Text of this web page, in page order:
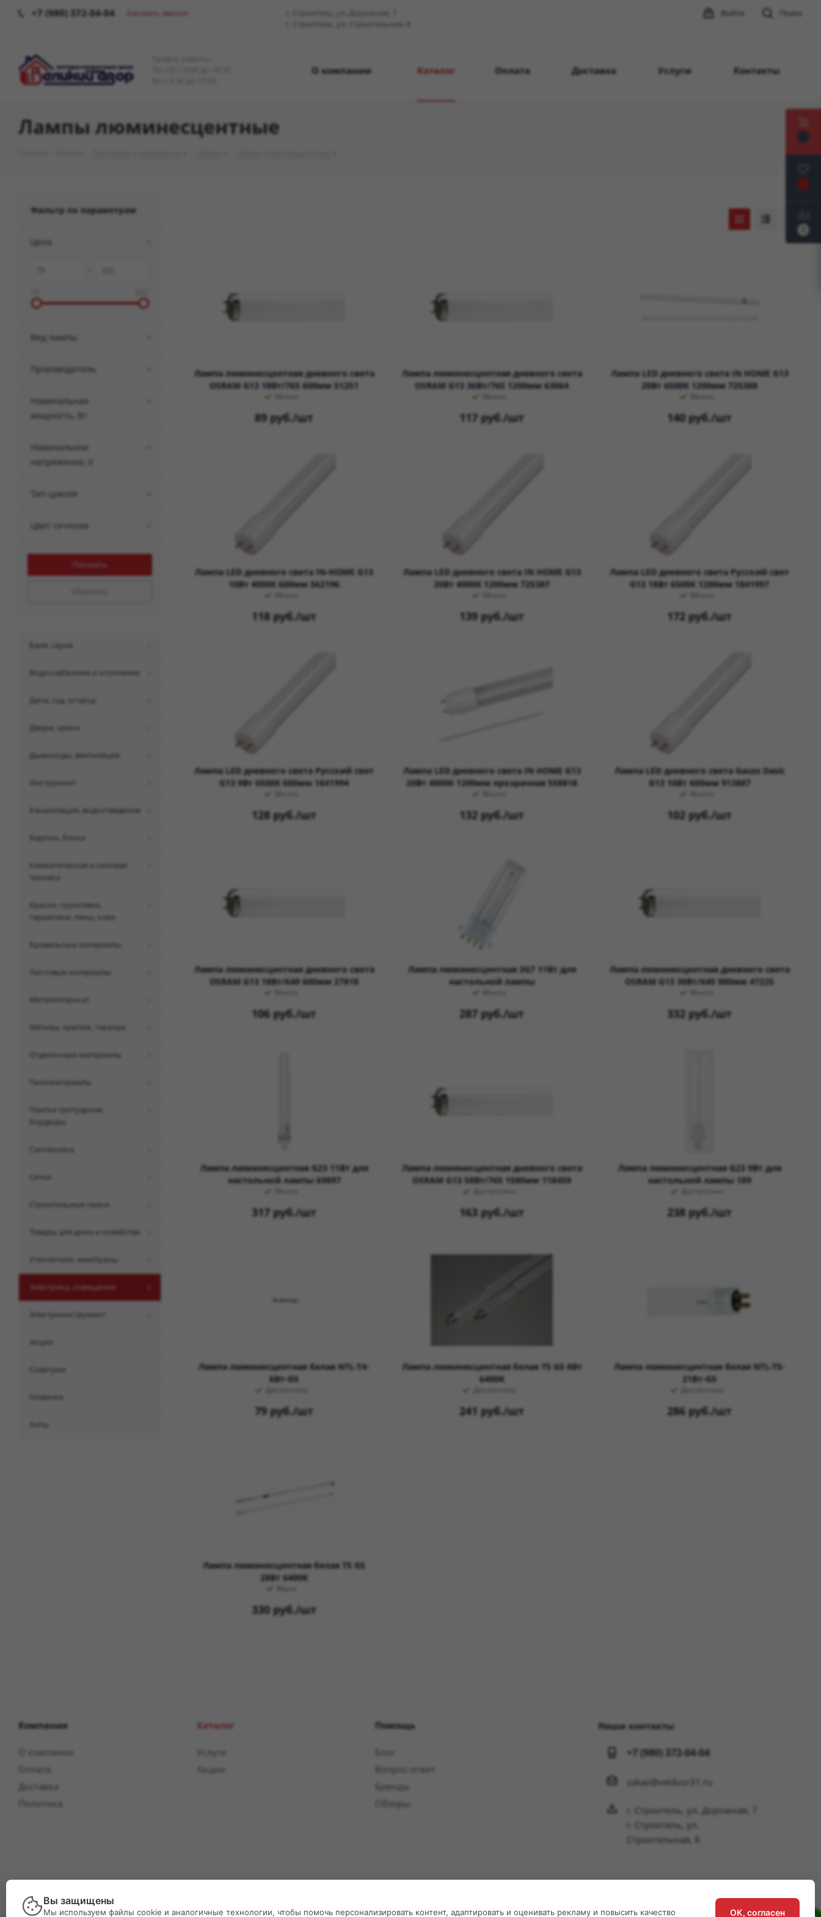
+7 (980) 372-04-04 Заказать звонок Поиск
Войти
О компании Каталог Оплата Доставка Услуги Контакты
Лампы люминесцентные
Лампа люминесцентная дневного света
OSRAM G13 18Вт/765 600мм 51251
89руб./шт
Лампа люминесцентная дневного света
OSRAM G13 36Вт/765 1200мм 63064
117 руб./шт
Лампа LED дневного света IN HOME G13
20Вт 6500К 1200мм 725388
140руб./шт
Лампа LED дневного света IN-HOME G13
10Вт 4000К 600мм 562196
118 руб./шт
Лампа LED дневного света IN HOME G13
20Вт 4000К 1200мм 725387
139руб./шт
Лампа LED дневного света Русский свет
G13 18Вт 6500К 1200мм 1841997
172 руб./шт
Лампа LED дневного света Русский свет
G13 9Вт 6500К 600мм 1841994
128 руб./шт
Лампа LED дневного света IN HOME G13
20Вт 4000К 1200мм прозрачная 558818
132 руб./шт
Лампа LED дневного света Gauss Dasic
G13 10Вт 600мм 913887
102 руб./шт
Лампа люминесцентная дневного света
OSRAM G13 18Вт/640 600мм 27818
106 руб./шт
Лампа люминесцентная 2G7 11Вт для
настольной лампы
287 руб./шт
Лампа люминесцентная дневного света
OSRAM G13 30Вт/640 900мм 47225
332 руб./шт
Лампа люминесцентная G23 11Вт для
настольной лампы 69897
317 руб./шт
Лампа люминесцентная дневного света
OSRAM G13 58Вт/765 1500мм 118459
163 руб./шт
Лампа люминесцентная G23 9Вт для
настольной лампы 189
238 руб./шт
Лампа люминесцентная белая NTL-T4-
6Вт-G5
79руб./шт
Лампа люминесцентная белая T5 G5 8Вт
6400K
241 руб./шт
Лампа люминесцентная белая NTL-T5-
21Вт-G5
286 руб./шт
Лампа люминесцентная белая T5 G5
28Вт 6400K
330руб./шт
Фильтр по параметрам
Цена
Вид лампы
Производитель
Номинальная
мощность, Вт
Номинальное
напряжение, V
Тип цоколя
Цвет сечения
баня, сауна
водоснабжение и отопление
дача, сад, огород
двери, замки
дымоходы, вентиляция
инструмент
канализация, водоотведение
кирпич, блоки
климатическая и силовая
техника
краски, грунтовки,
герметики, пены, клеи
кровельные материалы
листовые материалы
металлопрокат
метизы, крепеж, такелаж
отделочные материалы
пиломатериалы
бордюры
сантехника
сетки
строительные смеси
товары для дома и хозяйства
утеплители, мембраны
электрика, освещение
электроинструмент
акции
советуем
новинки
хиты
Компания
О компании
Оплата
Доставка
Политика
Каталог
Услуги
Акции
Помощь
Вопрос-ответ
Бренды
Обзоры
Наши контакты
+7 (980) 372-04-04
zakaz@veldvor31.ru
г. Строитель, ул. Дорожная, 7
г. Строитель, ул.
Строительная, 8
Вы защищены
Мы используем файлы cookie и аналогичные технологии, чтобы помочь персонализировать контент, адаптировать и оценивать рекламу и повысить качество ОК, согласен